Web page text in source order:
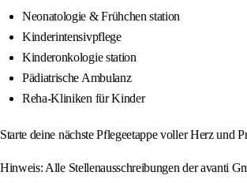
Neonatologie & Frühchen station
Kinderintensivpflege
Kinderonkologie station
Pädiatrische Ambulanz
Reha-Kliniken für Kinder
Starte deine nächste Pflegeetappe voller Herz und
Hinweis: Alle Stellenausschreibungen der avanti